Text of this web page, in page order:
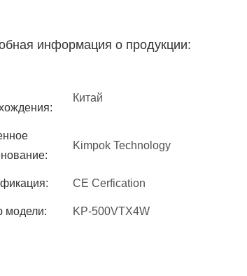
информация о продукции:
Китай
Kimpok Technology
CE Cerfication
модели: KP-500VTX4W